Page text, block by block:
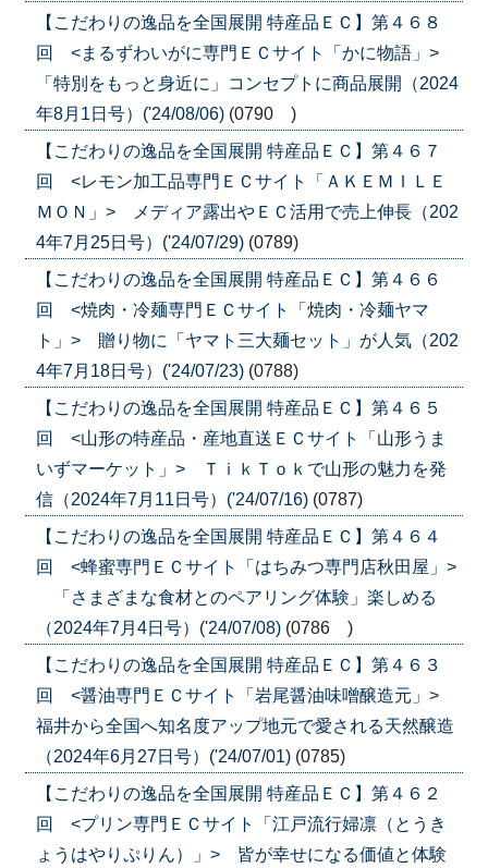
【こだわりの逸品を全国展開 特産品ＥＣ】第４６８
回 <まるずわいがに専門ＥＣサイト「かに物語」>
「特別をもっと身近に」コンセプトに商品展開（2024
年8月1日号）('24/08/06) (0790 )
【こだわりの逸品を全国展開 特産品ＥＣ】第４６７
回 <レモン加工品専門ＥＣサイト「ＡＫＥＭＩＬＥ
ＭＯＮ」> メディア露出やＥＣ活用で売上伸長（202
4年7月25日号）('24/07/29) (0789)
【こだわりの逸品を全国展開 特産品ＥＣ】第４６６
回 <焼肉・冷麺専門ＥＣサイト「焼肉・冷麺ヤマ
ト」> 贈り物に「ヤマト三大麺セット」が人気（202
4年7月18日号）('24/07/23) (0788)
【こだわりの逸品を全国展開 特産品ＥＣ】第４６５
回 <山形の特産品・産地直送ＥＣサイト「山形うま
いずマーケット」> ＴｉｋＴｏｋで山形の魅力を発
信（2024年7月11日号）('24/07/16) (0787)
【こだわりの逸品を全国展開 特産品ＥＣ】第４６４
回 <蜂蜜専門ＥＣサイト「はちみつ専門店秋田屋」>
「さまざまな食材とのペアリング体験」楽しめる
（2024年7月4日号）('24/07/08) (0786 )
【こだわりの逸品を全国展開 特産品ＥＣ】第４６３
回 <醤油専門ＥＣサイト「岩尾醤油味噌醸造元」>
福井から全国へ知名度アップ地元で愛される天然醸造
（2024年6月27日号）('24/07/01) (0785)
【こだわりの逸品を全国展開 特産品ＥＣ】第４６２
回 <プリン専門ＥＣサイト「江戸流行婦凛（とうき
ょうはやりぷりん）」> 皆が幸せになる価値と体験